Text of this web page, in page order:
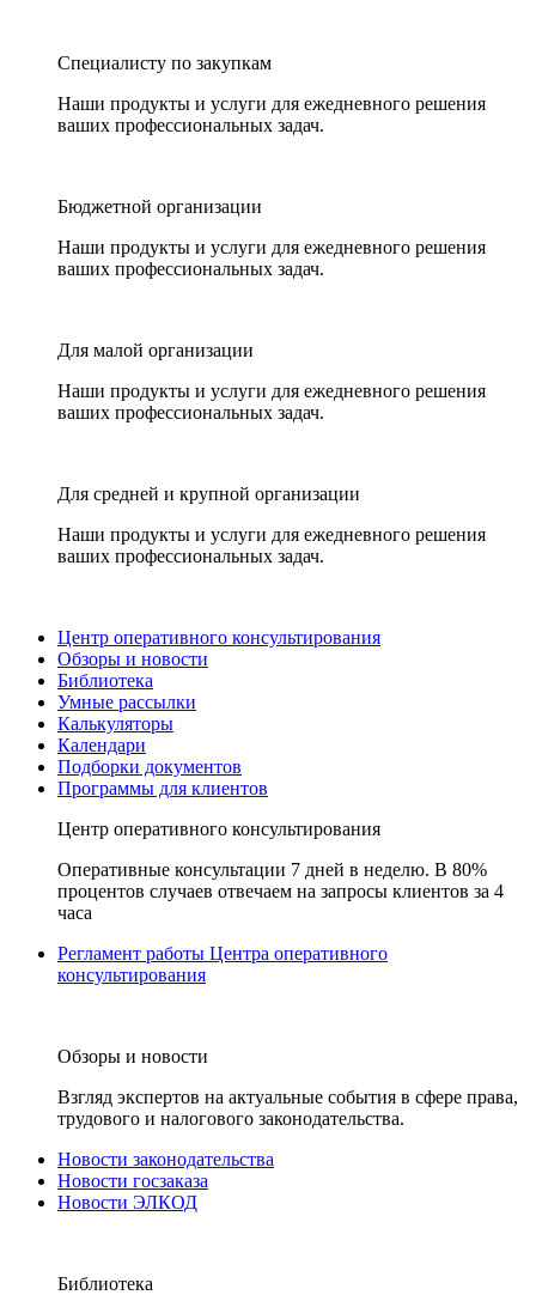
Специалисту по закупкам
Наши продукты и услуги для ежедневного решения
ваших профессиональных задач.
Бюджетной организации
Наши продукты и услуги для ежедневного решения
ваших профессиональных задач.
Для малой организации
Наши продукты и услуги для ежедневного решения
ваших профессиональных задач.
Для средней и крупной организации
Наши продукты и услуги для ежедневного решения
ваших профессиональных задач.
Центр оперативного консультирования
Обзоры и новости
Библиотека
Умные рассылки
Калькуляторы
Календари
Подборки документов
Программы для клиентов
Центр оперативного консультирования
Оперативные консультации 7 дней в неделю. В 80%
процентов случаев отвечаем на запросы клиентов за 4
часа
Регламент работы Центра оперативного
консультирования
Обзоры и новости
Взгляд экспертов на актуальные события в сфере права,
трудового и налогового законодательства.
Новости законодательства
Новости госзаказа
Новости ЭЛКОД
Библиотека